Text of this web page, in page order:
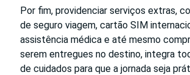
Por fim, providenciar serviços extras,
de seguro viagem, cartão SIM
assistência médica e até mesmo
serem entregues no destino, integra
de cuidados para que a jornada seja